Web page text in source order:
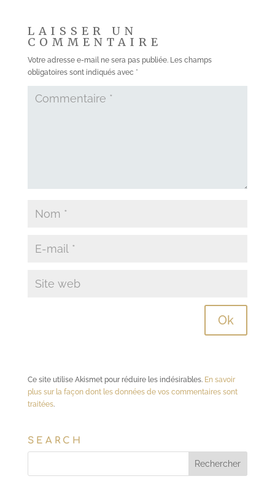
LAISSER UN
COMMENTAIRE
Votre adresse e-mail ne sera pas publiée. Les champs
obligatoires sont indiqués avec *
Ce site utilise Akismet pour réduire les indésirables. En savoir
plus sur la façon dont les données de vos commentaires sont
traitées.
SEARCH